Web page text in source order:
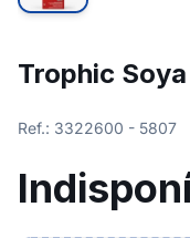
Trophic
Ref.: 3322600 - 5807